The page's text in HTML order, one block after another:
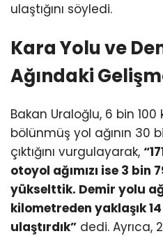
ulaştığını söyledi.
Kara Yolu ve
Ağındaki
Bakan Uraloğlu, 6 bin
bölünmüş yol ağının 30
çıktığını vurgulayarak,
otoyol ağımızı ise 3 bin
yükselttik. Demir yolu
kilometreden yaklaşık
ulaştırdık” dedi. Ayrıca,